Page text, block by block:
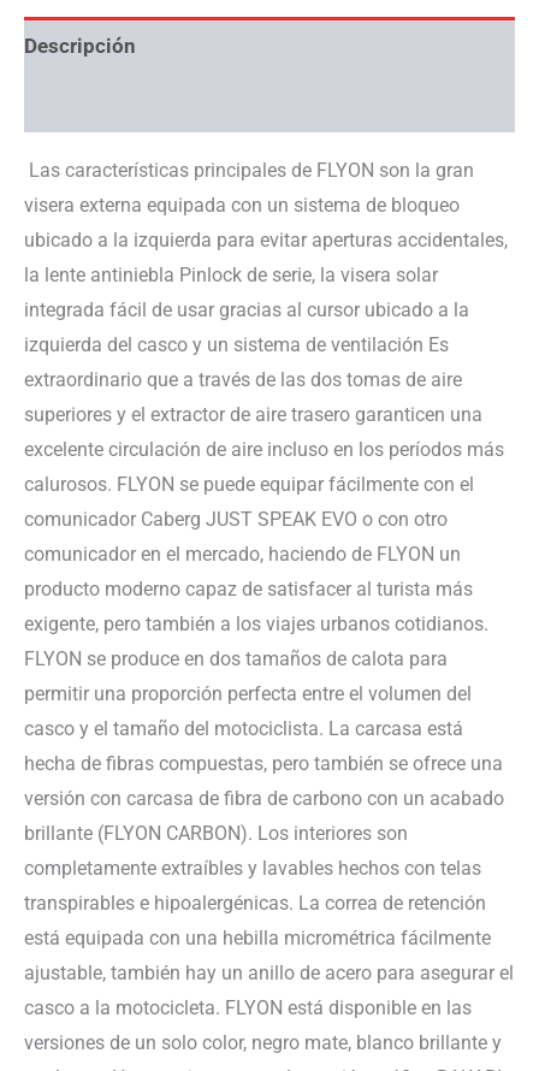
Descripción
Las características principales de FLYON son la gran
visera externa equipada con un sistema de bloqueo
ubicado a la izquierda para evitar aperturas accidentales,
la lente antiniebla Pinlock de serie, la visera solar
integrada fácil de usar gracias al cursor ubicado a la
izquierda del casco y un sistema de ventilación Es
extraordinario que a través de las dos tomas de aire
superiores y el extractor de aire trasero garanticen una
excelente circulación de aire incluso en los períodos más
calurosos. FLYON se puede equipar fácilmente con el
comunicador Caberg JUST SPEAK EVO o con otro
comunicador en el mercado, haciendo de FLYON un
producto moderno capaz de satisfacer al turista más
exigente, pero también a los viajes urbanos cotidianos.
FLYON se produce en dos tamaños de calota para
permitir una proporción perfecta entre el volumen del
casco y el tamaño del motociclista. La carcasa está
hecha de fibras compuestas, pero también se ofrece una
versión con carcasa de fibra de carbono con un acabado
brillante (FLYON CARBON). Los interiores son
completamente extraíbles y lavables hechos con telas
transpirables e hipoalergénicas. La correa de retención
está equipada con una hebilla micrométrica fácilmente
ajustable, también hay un anillo de acero para asegurar el
casco a la motocicleta. FLYON está disponible en las
versiones de un solo color, negro mate, blanco brillante y